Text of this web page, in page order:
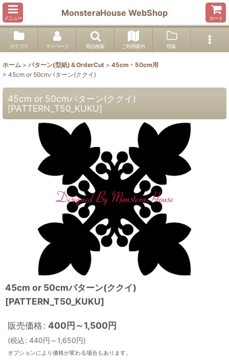
メニュー
MonsteraHouse WebShop
カート
カテゴリ マイページ 商品検索 ご利用案内 特集
ホーム > パターン(型紙)＆OrderCut > 45cm - 50cm用
> 45cm or 50cmパターン(ククイ)
45cm or 50cmパターン(ククイ)
[PATTERN_T50_KUKU]
45cm or 50cmパターン(ククイ)
[PATTERN_T50_KUKU]
販売価格: 400円～1,500円
(税込: 440円 ～1,650円)
オプションにより価格が変わる場合もあります。